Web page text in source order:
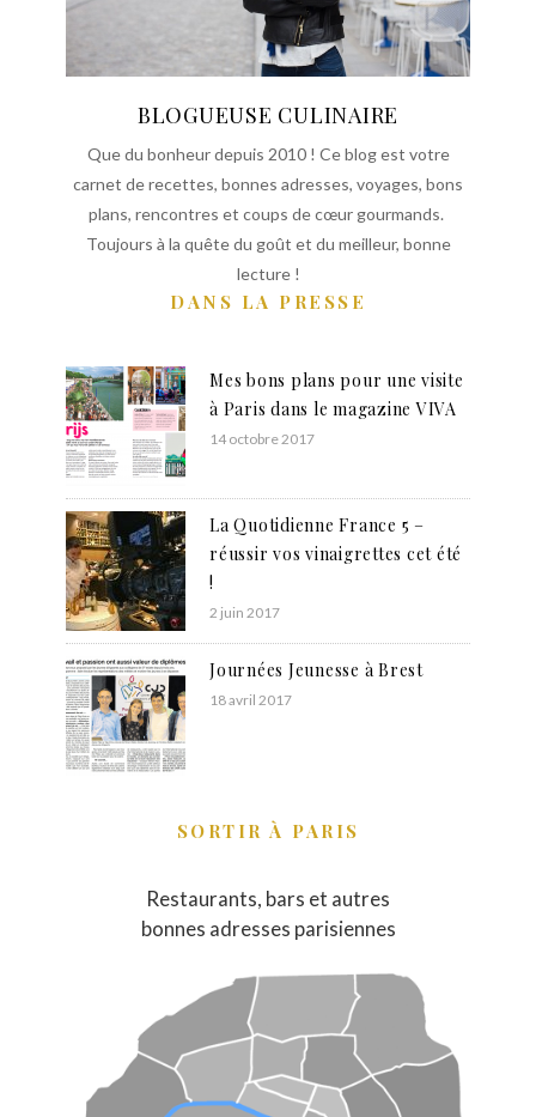
BLOGUEUSE CULINAIRE
Que du bonheur depuis 2010 ! Ce blog est votre
carnet de recettes, bonnes adresses, voyages, bons
plans, rencontres et coups de cœur gourmands.
Toujours à la quête du goût et du meilleur, bonne
lecture !
DANS LA PRESSE
Mes bons plans pour une visite
à Paris dans le magazine VIVA
14 octobre 2017
La Quotidienne France 5 –
réussir vos vinaigrettes cet été
!
2 juin 2017
Journées Jeunesse à Brest
18 avril 2017
SORTIR À PARIS
Restaurants, bars et autres
bonnes adresses parisiennes